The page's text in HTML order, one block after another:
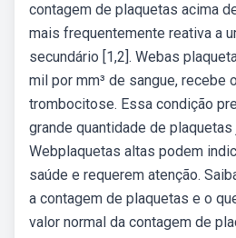
contagem de plaquetas acima
mais frequentemente reativa a
secundário [1,2]. Webas
mil por mm³ de sangue, recebe
trombocitose. Essa condição
grande quantidade de plaquetas
Webplaquetas altas podem
saúde e requerem atenção.
a contagem de plaquetas e o
valor normal da contagem de